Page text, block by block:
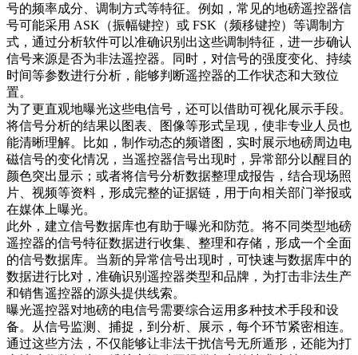
号的频率成分、调制方式等特征。例如，常见的地磅遥控器信
号可能采用 ASK（振幅键控）或 FSK（频移键控）等调制方
式，通过分析软件可以准确识别出这些调制特征，进一步确认
信号来源是否为非法遥控器。同时，对信号的强度变化、持续
时间等参数进行分析，能够判断遥控器的工作状态和大致位
置。​
为了更直观地曝光这些电信号，还可以借助可视化展示手段。
将信号分析的结果以图表、图像等形式呈现，使非专业人员也
能清晰理解。比如，制作动态的频谱图，实时展示地磅周边电
磁信号的变化情况，当遥控器信号出现时，异常部分以醒目的
颜色突出显示；或者将信号分析数据整理成报告，结合现场照
片、视频等资料，形成完整的证据链，用于向相关部门举报或
在媒体上曝光。​
此外，建立信号数据库也有助于曝光和防范。将不同类型地磅
遥控器的信号特征数据进行收集、整理和存储，形成一个全面
的信号数据库。当新的异常信号出现时，可快速与数据库中的
数据进行比对，准确识别遥控器类型和品牌，为打击非法生产
和销售遥控器的源头提供线索。​
曝光遥控器对地磅的电信号需要综合运用多种技术手段和设
备。从信号监测、捕捉，到分析、展示，每个环节紧密相连。
通过这些方法，不仅能够让非法干扰信号无所遁形，还能为打